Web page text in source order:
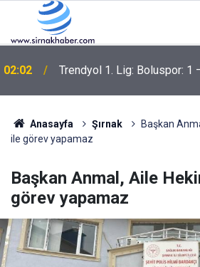
00:45
çocuk 2 yaralı
Anasayfa Şırnak
Başkan
ile görev yapamaz
Başkan Anmal, Aile
görev yapamaz